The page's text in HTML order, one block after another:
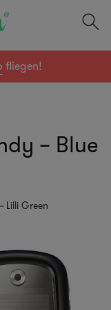
fliegen!
– Blue
Lilli Green